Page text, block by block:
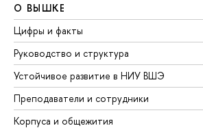
О ВЫШКЕ
Цифры и факты
Руководство и структура
Устойчивое развитие в НИУ ВШЭ
Преподаватели и сотрудники
Корпуса и общежития